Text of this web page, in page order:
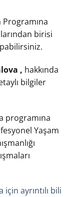
Programına
birisi
, hakkında
bilgiler
programına
Yaşam
için ayrıntılı bili